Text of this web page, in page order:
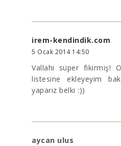
irem-kendindik.com
5 Ocak 2014 14:50
Vallahi süper fikirmiş!
listesine ekleyeyim
yaparız belki :))
aycan ulus